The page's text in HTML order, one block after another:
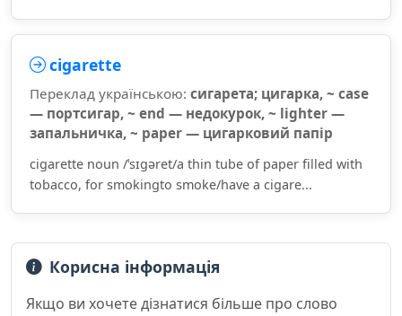
cigarette
Переклад українською: сигарета; цигарка, ~ case
— портсигар, ~ end — недокурок, ~ lighter —
запальничка, ~ paper — цигарковий папір
cigarette noun /ˈsɪɡəret/a thin tube of paper filled with
tobacco, for smokingto smoke/have a cigare...
Корисна інформація
Якщо ви хочете дізнатися більше про слово